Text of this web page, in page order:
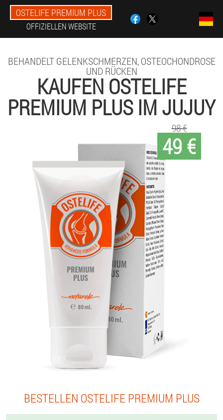
OSTELIFE PREMIUM PLUS
OFFIZIELLEN WEBSITE
BEHANDELT GELENKSCHMERZEN, OSTEOCHONDROSE
UND RÜCKEN
KAUFEN OSTELIFE
PREMIUM PLUS IM JUJUY
49 €
98 €
BESTELLEN OSTELIFE PREMIUM PLUS